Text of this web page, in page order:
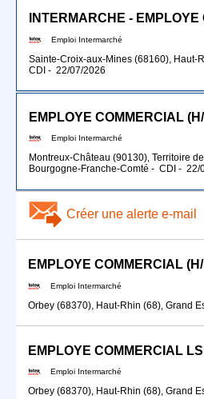
Emploi Intermarché
Sainte-Croix-aux-Mines (68160), Haut-
CDI - 22/07/2026
EMPLOYE COMMERCIAL
Emploi Intermarché
Montreux-Château (90130), Territoire
Bourgogne-Franche-Comté - CDI - 22/
Créer une alerte e-mail
EMPLOYE COMMERCIAL
Emploi Intermarché
Orbey (68370), Haut-Rhin (68), Grand
EMPLOYE COMMERCIAL
Emploi Intermarché
Orbey (68370), Haut-Rhin (68), Grand